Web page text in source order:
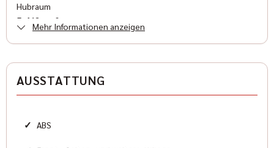
Hubraum
5.460 cm³
Heckantrieb
Mehr Informationen anzeigen
AUSSTATTUNG
✓ ABS